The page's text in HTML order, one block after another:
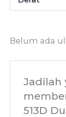
Belum ada
Jadilah
513D